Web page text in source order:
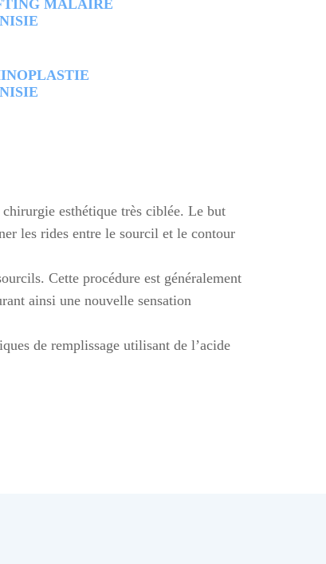
MALAIRE
chirurgie esthétique très ciblée. Le but
les rides entre le sourcil et le contour
Cette procédure est généralement
ainsi une nouvelle sensation
de remplissage utilisant de l’acide